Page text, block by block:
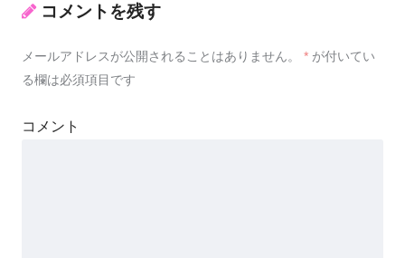
コメントを残す
メールアドレスが公開されることはありません。 * が付いてい
る欄は必須項目です
コメント